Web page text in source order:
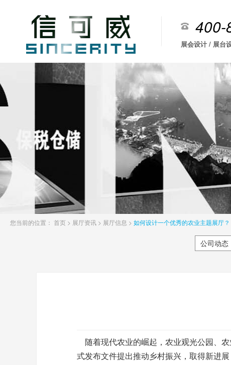
400-
展会设计 / 展台
您当前的位置： 首页 > 展厅资讯 > 展厅信息 > 如何设计一个优秀的农业主题展厅？
公司动态
随着现代农业的崛起，农业观光公园、
式发布文件提出推动乡村振兴，取得新进